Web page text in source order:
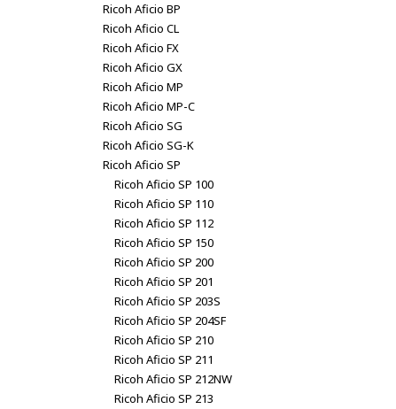
Ricoh Aficio BP
Ricoh Aficio CL
Ricoh Aficio FX
Ricoh Aficio GX
Ricoh Aficio MP
Ricoh Aficio MP-C
Ricoh Aficio SG
Ricoh Aficio SG-K
Ricoh Aficio SP
Ricoh Aficio SP 100
Ricoh Aficio SP 110
Ricoh Aficio SP 112
Ricoh Aficio SP 150
Ricoh Aficio SP 200
Ricoh Aficio SP 201
Ricoh Aficio SP 203S
Ricoh Aficio SP 204SF
Ricoh Aficio SP 210
Ricoh Aficio SP 211
Ricoh Aficio SP 212NW
Ricoh Aficio SP 213